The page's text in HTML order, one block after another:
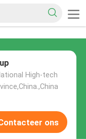
High-tech
ons